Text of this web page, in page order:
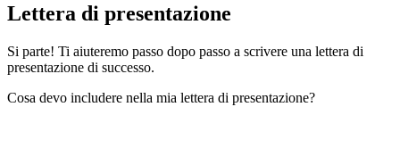
Lettera di presentazione
Si parte! Ti aiuteremo passo dopo passo a scrivere una lettera di
presentazione di successo.
Cosa devo includere nella mia lettera di presentazione?